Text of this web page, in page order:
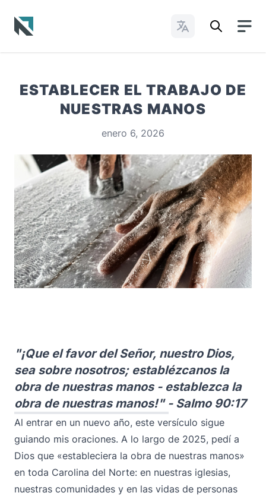
Cambiar idioma
ESTABLECER EL TRABAJO DE
NUESTRAS MANOS
enero 6, 2026
"¡Que el favor del Señor, nuestro Dios,
sea sobre nosotros; establézcanos la
obra de nuestras manos - establezca la
obra de nuestras manos!" - Salmo 90:17
Al entrar en un nuevo año, este versículo sigue
guiando mis oraciones. A lo largo de 2025, pedí a
Dios que «estableciera la obra de nuestras manos»
en toda Carolina del Norte: en nuestras iglesias,
nuestras comunidades y en las vidas de personas